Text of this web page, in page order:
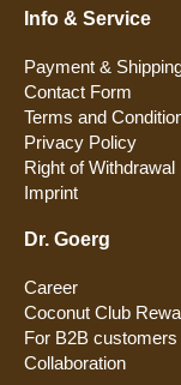
Info & Service
Payment &
Contact Form
Terms and
Privacy Policy
Right of Withdrawal
Imprint
Dr. Goerg
Career
Coconut Club
For B2B customers
Collaboration